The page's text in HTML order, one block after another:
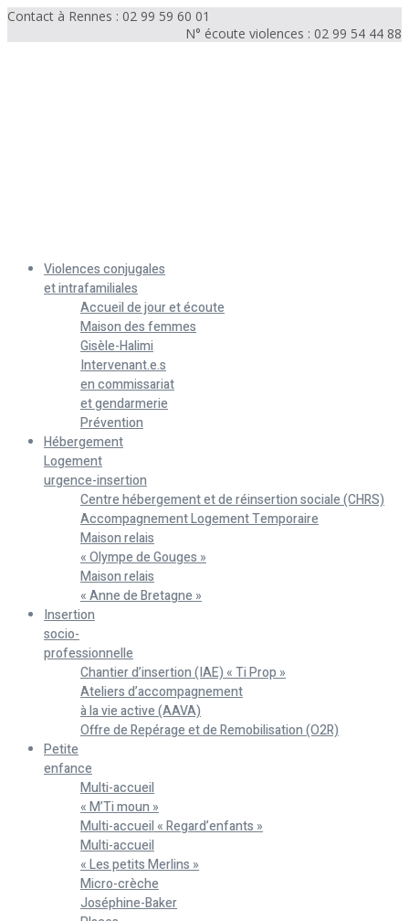
Contact à Rennes : 02 99 59 60 01
N° écoute violences : 02 99 54 44 88
Violences conjugales
et intrafamiliales
Accueil de jour et écoute
Maison des femmes
Gisèle-Halimi
Intervenant.e.s
en commissariat
et gendarmerie
Prévention
Hébergement
Logement
urgence-insertion
Centre hébergement et de réinsertion sociale (CHRS)
Accompagnement Logement Temporaire
Maison relais
« Olympe de Gouges »
Maison relais
« Anne de Bretagne »
Insertion
socio-
professionnelle
Chantier d’insertion (IAE) « Ti Prop »
Ateliers d’accompagnement
à la vie active (AAVA)
Offre de Repérage et de Remobilisation (O2R)
Petite
enfance
Multi-accueil
« M’Ti moun »
Multi-accueil « Regard’enfants »
Multi-accueil
« Les petits Merlins »
Micro-crèche
Joséphine-Baker